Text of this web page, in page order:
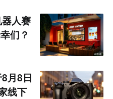
人赛
们？
月8日
线下